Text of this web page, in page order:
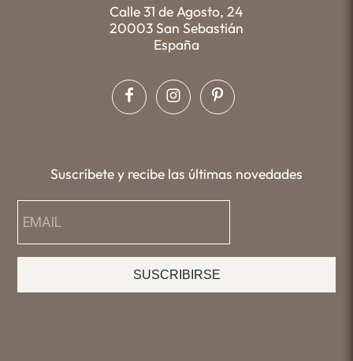
Calle 31 de Agosto, 24
20003 San Sebastián
España
Suscríbete y recibe las últimas novedades
SUSCRIBIRSE